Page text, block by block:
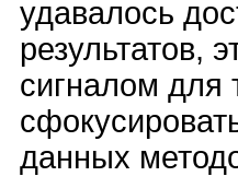
удавалось
результатов,
сигналом для
данных